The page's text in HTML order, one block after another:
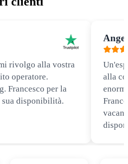
rivolgo alla vostra
operatore.
Francesco per la
sua disponibilità.
alla